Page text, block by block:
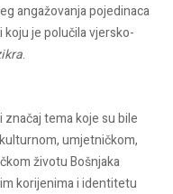
angažovanja pojedinaca
je polučila vjersko-
.
značaj tema koje su bile
umjetničkom,
životu Bošnjaka
korijenima i identitetu